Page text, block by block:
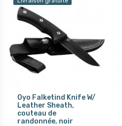
Oyo Falketind Knife W/
Leather Sheath,
couteau de
randonnée, noir